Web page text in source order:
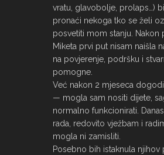
vratu, glavobolje, prolaps…)
pronaći nekoga tko se želi
posvetiti mom stanju. Nakon
Miketa prvi put nisam naišla
na povjerenje, podršku i
pomogne.
Već nakon 2 mjeseca
— mogla sam nositi dijete,
normalno funkcionirati.
rada, redovito vježbam i
mogla ni zamisliti.
Posebno bih istaknula